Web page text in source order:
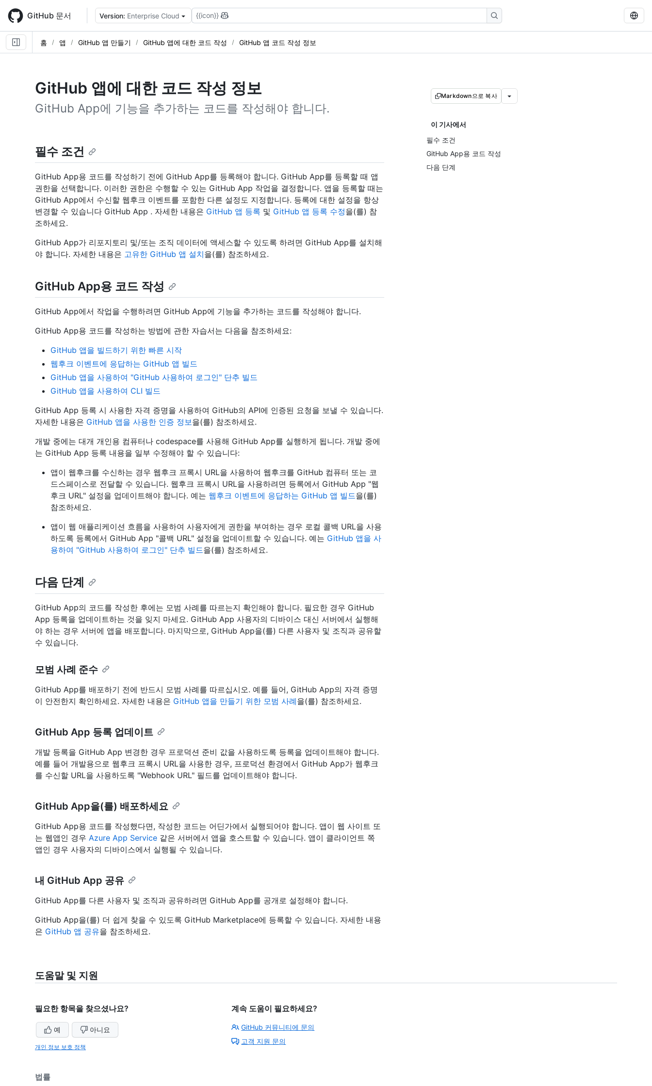
main
content
GitHub 문서 Version: Enterprise Cloud {{icon}}
홈 앱 GitHub 앱 만들기 GitHub 앱에 대한 코드 작성 GitHub 앱 코드 작성 정보
GitHub 앱에 대한 코드 작성 정보
GitHub App에 기능을 추가하는 코드를 작성해야 합니다.
Markdown으로 복사
이 기사에서
필수 조건
GitHub App용 코드 작성
다음 단계
필수 조건
GitHub App용 코드를 작성하기 전에 GitHub App를 등록해야 합니다. GitHub App를 등록할 때 앱
권한을 선택합니다. 이러한 권한은 수행할 수 있는 GitHub App 작업을 결정합니다. 앱을 등록할 때는
GitHub App에서 수신할 웹후크 이벤트를 포함한 다른 설정도 지정합니다. 등록에 대한 설정을 항상
변경할 수 있습니다 GitHub App . 자세한 내용은 GitHub 앱 등록 및 GitHub 앱 등록 수정을(를) 참
조하세요.
GitHub App가 리포지토리 및/또는 조직 데이터에 액세스할 수 있도록 하려면 GitHub App를 설치해
야 합니다. 자세한 내용은 고유한 GitHub 앱 설치을(를) 참조하세요.
GitHub App용 코드 작성
GitHub App에서 작업을 수행하려면 GitHub App에 기능을 추가하는 코드를 작성해야 합니다.
GitHub App용 코드를 작성하는 방법에 관한 자습서는 다음을 참조하세요:
GitHub 앱을 빌드하기 위한 빠른 시작
웹후크 이벤트에 응답하는 GitHub 앱 빌드
GitHub 앱을 사용하여 "GitHub 사용하여 로그인" 단추 빌드
GitHub 앱을 사용하여 CLI 빌드
GitHub App 등록 시 사용한 자격 증명을 사용하여 GitHub의 API에 인증된 요청을 보낼 수 있습니다.
자세한 내용은 GitHub 앱을 사용한 인증 정보을(를) 참조하세요.
개발 중에는 대개 개인용 컴퓨터나 codespace를 사용해 GitHub App를 실행하게 됩니다. 개발 중에
는 GitHub App 등록 내용을 일부 수정해야 할 수 있습니다:
앱이 웹후크를 수신하는 경우 웹후크 프록시 URL을 사용하여 웹후크를 GitHub 컴퓨터 또는 코
드스페이스로 전달할 수 있습니다. 웹후크 프록시 URL을 사용하려면 등록에서 GitHub App "웹
후크 URL" 설정을 업데이트해야 합니다. 예는 웹후크 이벤트에 응답하는 GitHub 앱 빌드을(를)
참조하세요.
앱이 웹 애플리케이션 흐름을 사용하여 사용자에게 권한을 부여하는 경우 로컬 콜백 URL을 사용
하도록 등록에서 GitHub App "콜백 URL" 설정을 업데이트할 수 있습니다. 예는 GitHub 앱을 사
용하여 "GitHub 사용하여 로그인" 단추 빌드을(를) 참조하세요.
다음 단계
GitHub App의 코드를 작성한 후에는 모범 사례를 따르는지 확인해야 합니다. 필요한 경우 GitHub
App 등록을 업데이트하는 것을 잊지 마세요. GitHub App 사용자의 디바이스 대신 서버에서 실행해
야 하는 경우 서버에 앱을 배포합니다. 마지막으로, GitHub App을(를) 다른 사용자 및 조직과 공유할
수 있습니다.
모범 사례 준수
GitHub App를 배포하기 전에 반드시 모범 사례를 따르십시오. 예를 들어, GitHub App의 자격 증명
이 안전한지 확인하세요. 자세한 내용은 GitHub 앱을 만들기 위한 모범 사례을(를) 참조하세요.
GitHub App 등록 업데이트
개발 등록을 GitHub App 변경한 경우 프로덕션 준비 값을 사용하도록 등록을 업데이트해야 합니다.
예를 들어 개발용으로 웹후크 프록시 URL을 사용한 경우, 프로덕션 환경에서 GitHub App가 웹후크
를 수신할 URL을 사용하도록 "Webhook URL" 필드를 업데이트해야 합니다.
GitHub App을(를) 배포하세요
GitHub App용 코드를 작성했다면, 작성한 코드는 어딘가에서 실행되어야 합니다. 앱이 웹 사이트 또
는 웹앱인 경우 Azure App Service 같은 서버에서 앱을 호스트할 수 있습니다. 앱이 클라이언트 쪽
앱인 경우 사용자의 디바이스에서 실행될 수 있습니다.
내 GitHub App 공유
GitHub App를 다른 사용자 및 조직과 공유하려면 GitHub App를 공개로 설정해야 합니다.
GitHub App을(를) 더 쉽게 찾을 수 있도록 GitHub Marketplace에 등록할 수 있습니다. 자세한 내용
은 GitHub 앱 공유을 참조하세요.
도움말 및 지원
필요한 항목을 찾으셨나요?
예 아니요
개인 정보 보호 정책
계속 도움이 필요하세요?
GitHub 커뮤니티에 문의
고객 지원 문의
법률